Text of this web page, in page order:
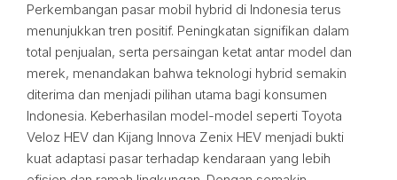
Perkembangan pasar mobil hybrid di Indonesia terus
menunjukkan tren positif. Peningkatan signifikan dalam
total penjualan, serta persaingan ketat antar model dan
merek, menandakan bahwa teknologi hybrid semakin
diterima dan menjadi pilihan utama bagi konsumen
Indonesia. Keberhasilan model-model seperti Toyota
Veloz HEV dan Kijang Innova Zenix HEV menjadi bukti
kuat adaptasi pasar terhadap kendaraan yang lebih